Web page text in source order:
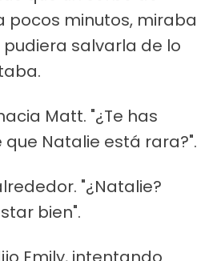
pocos minutos, miraba
salvarla de lo
Matt. "¿Te has
Natalie está rara?".
"¿Natalie?
bien".